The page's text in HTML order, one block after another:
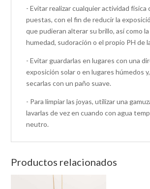
- Evitar realizar cualquier actividad física
puestas, con el fin de reducir la
que pudieran alterar su brillo, así como
humedad, sudoración o el propio PH de
- Evitar guardarlas en lugares con una
exposición solar o en lugares húmedos
secarlas con un paño suave.
- Para limpiar las joyas, utilizar una
lavarlas de vez en cuando con agua
neutro.
Productos relacionados